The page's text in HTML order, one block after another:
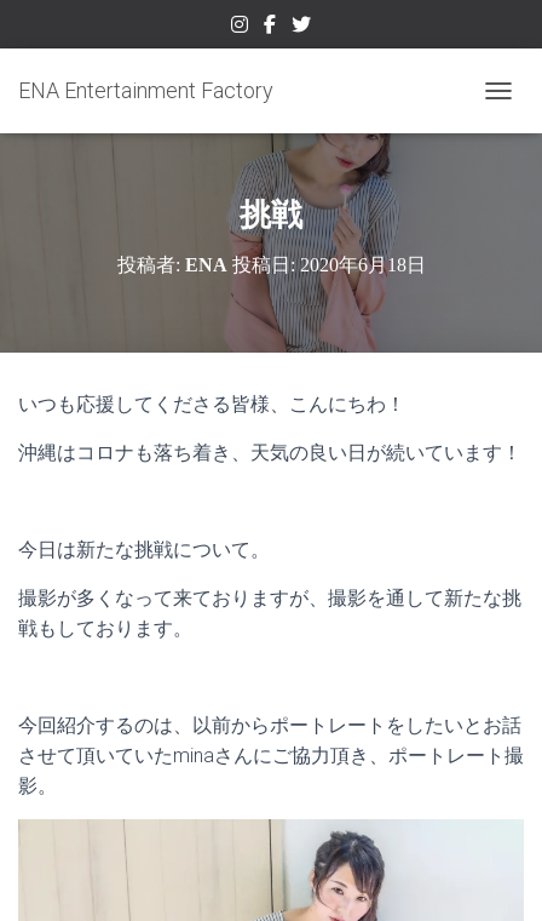
ENA Entertainment Factory
挑戦
投稿者: ENA 投稿日: 2020年6月18日
いつも応援してくださる皆様、こんにちわ！
沖縄はコロナも落ち着き、天気の良い日が続いています！
今日は新たな挑戦について。
撮影が多くなって来ておりますが、撮影を通して新たな挑
戦もしております。
今回紹介するのは、以前からポートレートをしたいとお話
させて頂いていたminaさんにご協力頂き、ポートレート撮
影。